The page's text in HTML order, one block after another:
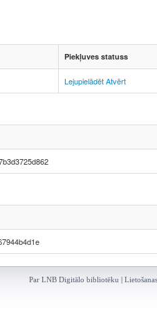
Piekļuves statuss
LejupielādētAtvērt
Par LNB Digitālo bibliotēku |